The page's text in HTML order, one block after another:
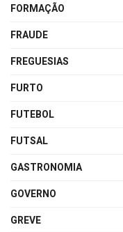
FORMAÇÃO
FRAUDE
FREGUESIAS
FURTO
FUTEBOL
FUTSAL
GASTRONOMIA
GOVERNO
GREVE